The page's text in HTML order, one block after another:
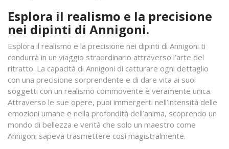
Esplora il realismo e la precisione
nei dipinti di Annigoni.
Esplora il realismo e la precisione nei dipinti di Annigoni ti
condurrà in un viaggio straordinario attraverso l’arte del
ritratto. La capacità di Annigoni di catturare ogni dettaglio
con una precisione sorprendente e di dare vita ai suoi
soggetti con un realismo commovente è veramente unica.
Attraverso le sue opere, puoi immergerti nell’intensità delle
emozioni umane e nella profondità dell’anima, scoprendo un
mondo di bellezza e verità che solo un maestro come
Annigoni sapeva trasmettere così magistralmente.